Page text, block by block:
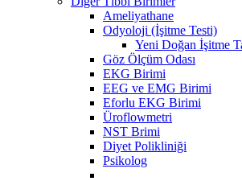
Ameliyathane
Odyoloji (İşitme Testi)
Yeni Doğan İşitme
Göz Ölçüm Odası
EKG Birimi
EEG ve EMG Birimi
Eforlu EKG Birimi
Üroflowmetri
NST Brimi
Diyet Polikliniği
Psikolog